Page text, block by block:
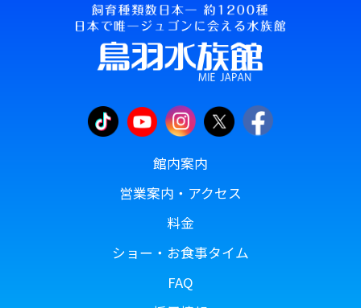
館内案内
営業案内・アクセス
料金
ショー・お食事タイム
FAQ